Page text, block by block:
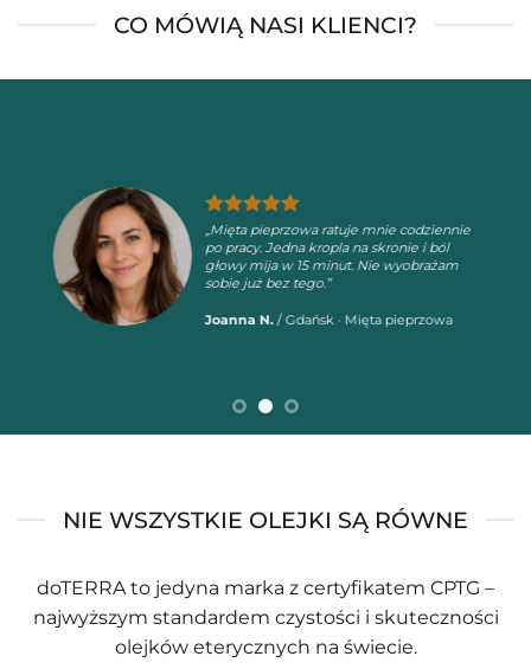
CO MÓWIĄ NASI KLIENCI?
„Mięta pieprzowa ratuje mnie codziennie
po pracy. Jedna kropla na skronie i ból
głowy mija w 15 minut. Nie wyobrażam
sobie już bez tego.”
/Gdańsk · Mięta pieprzowa
NIE WSZYSTKIE OLEJKI SĄ RÓWNE
doTERRA to jedyna marka z certyfikatem CPTG –
najwyższym standardem czystości i skuteczności
olejków eterycznych na świecie.